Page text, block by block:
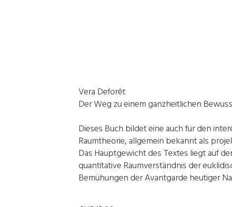
Vera Deforêt
Der Weg zu einem ganzheitlichen
Dieses Buch bildet eine auch für den
Raumtheorie, allgemein bekannt als
Das Hauptgewicht des Textes liegt auf
quantitative Raumverständnis der
Bemühungen der Avantgarde heutiger